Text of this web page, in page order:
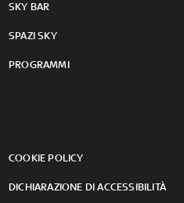
SKY BAR
SPAZI SKY
PROGRAMMI
COOKIE POLICY
DICHIARAZIONE DI ACCESSIBILITÀ